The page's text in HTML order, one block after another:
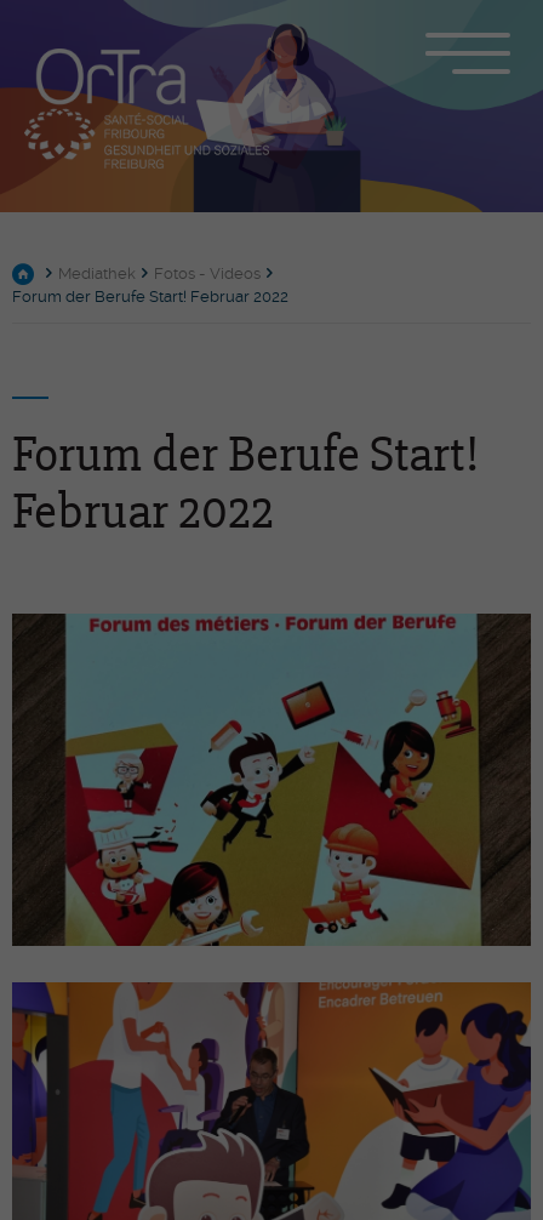
Mediathek
Fotos - Videos
Forum der Berufe Start! Februar 2022
Forum der Berufe Start!
Februar 2022